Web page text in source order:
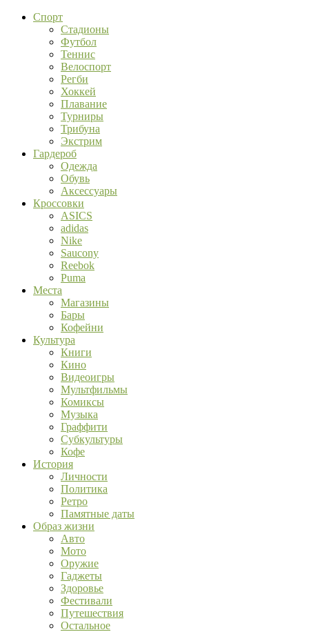
Спорт
Стадионы
Футбол
Теннис
Велоспорт
Регби
Хоккей
Плавание
Турниры
Трибуна
Экстрим
Гардероб
Одежда
Обувь
Аксессуары
Кроссовки
ASICS
adidas
Nike
Saucony
Reebok
Puma
Места
Магазины
Бары
Кофейни
Культура
Книги
Кино
Видеоигры
Мультфильмы
Комиксы
Музыка
Граффити
Субкультуры
Кофе
История
Личности
Политика
Ретро
Памятные даты
Образ жизни
Авто
Мото
Оружие
Гаджеты
Здоровье
Фестивали
Путешествия
Остальное